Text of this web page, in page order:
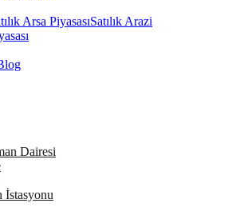
Arsa PiyasasıSatılık Arazi
Dairesi
İstasyonu